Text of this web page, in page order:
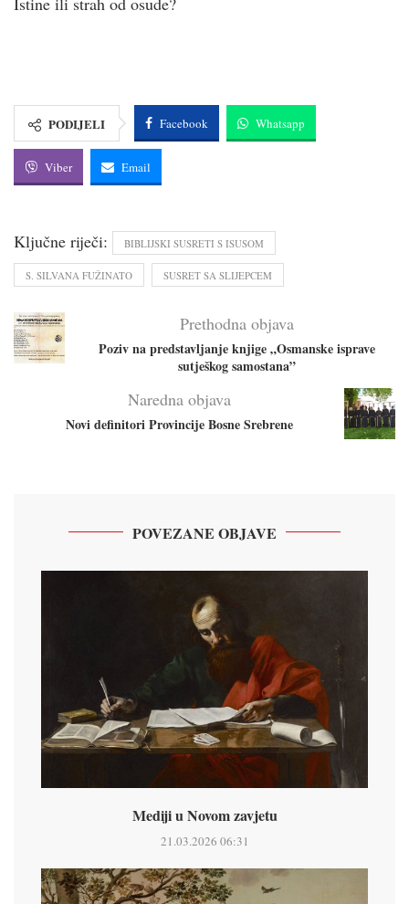
PODIJELI Facebook Whatsapp
Viber Email
Ključne riječi: BIBLIJSKI SUSRETI S ISUSOM
S. SILVANA FUŽINATO SUSRET SA SLIJEPCEM
Prethodna objava
Poziv na predstavljanje knjige „Osmanske isprave
sutješkog samostana”
Naredna objava
Novi definitori Provincije Bosne Srebrene
POVEZANE OBJAVE
Mediji u Novom zavjetu
21.03.2026 06:31